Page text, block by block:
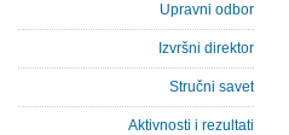
Upravni odbor
Izvršni direktor
Stručni savet
Aktivnosti i rezultati